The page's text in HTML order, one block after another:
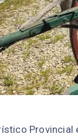
Provincial